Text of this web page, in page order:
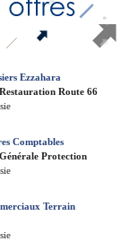
Ezzahara
Route 66
Comptables
Protection
Terrain